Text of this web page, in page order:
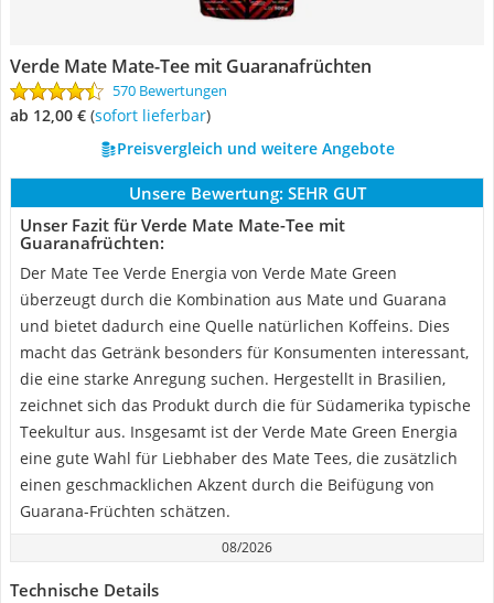
Verde Mate Mate-Tee mit Guaranafrüchten
570 Bewertungen
ab 12,00 € ( Sofort lieferbar)
Preisvergleich und weitere Angebote
Unsere Bewertung: SEHR GUT
Unser Fazit für Verde Mate Mate-Tee mit
Guaranafrüchten:
Der Mate Tee Verde Energia von Verde Mate Green
überzeugt durch die Kombination aus Mate und Guarana
und bietet dadurch eine Quelle natürlichen Koffeins. Dies
macht das Getränk besonders für Konsumenten interessant,
die eine starke Anregung suchen. Hergestellt in Brasilien,
zeichnet sich das Produkt durch die für Südamerika typische
Teekultur aus. Insgesamt ist der Verde Mate Green Energia
eine gute Wahl für Liebhaber des Mate Tees, die zusätzlich
einen geschmacklichen Akzent durch die Beifügung von
Guarana-Früchten schätzen.
08/2026
Technische Details